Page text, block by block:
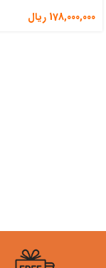
178,000,000 ریال